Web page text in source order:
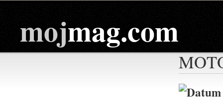
mojmag.com